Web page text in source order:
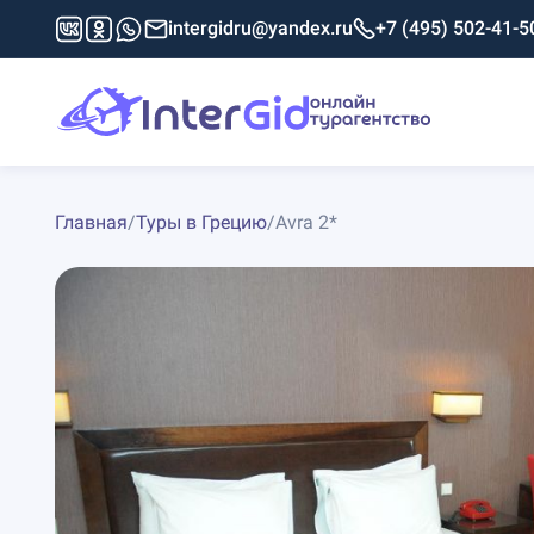
intergidru@yandex.ru +7 (495) 502-41-
Главная/Туры в Грецию/Avra 2*